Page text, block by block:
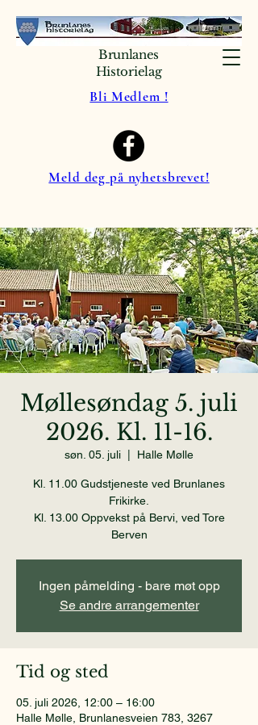
Brunlanes
Historielag
Bli Medlem !
Meld deg på nyhetsbrevet!
Møllesøndag 5. juli
2026. Kl. 11-16.
søn. 05. juli Halle Mølle
Kl. 11.00 Gudstjeneste ved Brunlanes
Frikirke.
Kl. 13.00 Oppvekst på Bervi, ved Tore
Berven
Ingen påmelding - bare møt opp
Se andre arrangementer
Tid og sted
05. juli 2026, 12:00 – 16:00
Halle Mølle, Brunlanesveien 783, 3267